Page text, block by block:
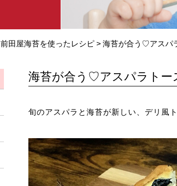
前田屋海苔を使ったレシピ > 海苔が合う♡アスパ
海苔が合う♡アスパラトー
旬のアスパラと海苔が新しい、デリ風ト